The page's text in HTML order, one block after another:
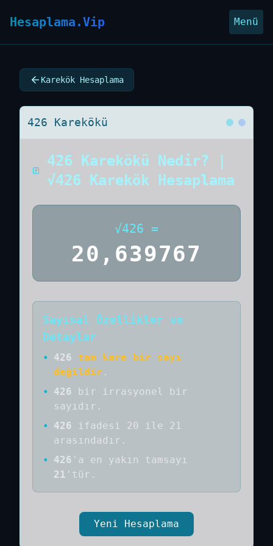
Hesaplama.Vip Menü
Karekök Hesaplama
426 Karekökü
426 Karekökü Nedir? |
√426 Karekök Hesaplama
√426 =
20,639767
Sayısal Özellikler ve
Detaylar
• 426
tam kare bir sayı
değildir .
•
426 bir
irrasyonel bir
sayıdır .
•
426
ifadesi 20 ile 21
arasındadır.
•
426 'a en yakın tamsayı
21 'tür.
Yeni Hesaplama